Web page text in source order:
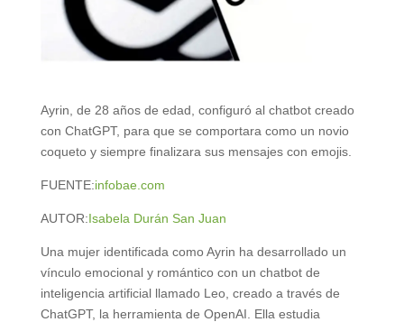
Ayrin, de 28 años de edad, configuró al chatbot creado
con ChatGPT, para que se comportara como un novio
coqueto y siempre finalizara sus mensajes con emojis.
FUENTE:infobae.com
AUTOR:Isabela Durán San Juan
Una mujer identificada como Ayrin ha desarrollado un
vínculo emocional y romántico con un chatbot de
inteligencia artificial llamado Leo, creado a través de
ChatGPT, la herramienta de OpenAI. Ella estudia